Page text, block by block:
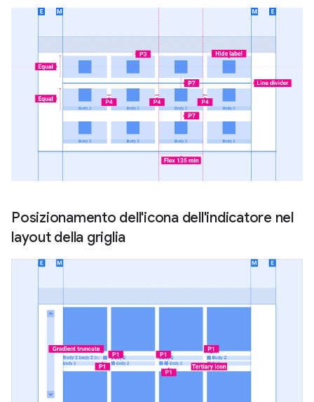
Posizionamento dell'icona dell'indicatore nel
layout della griglia